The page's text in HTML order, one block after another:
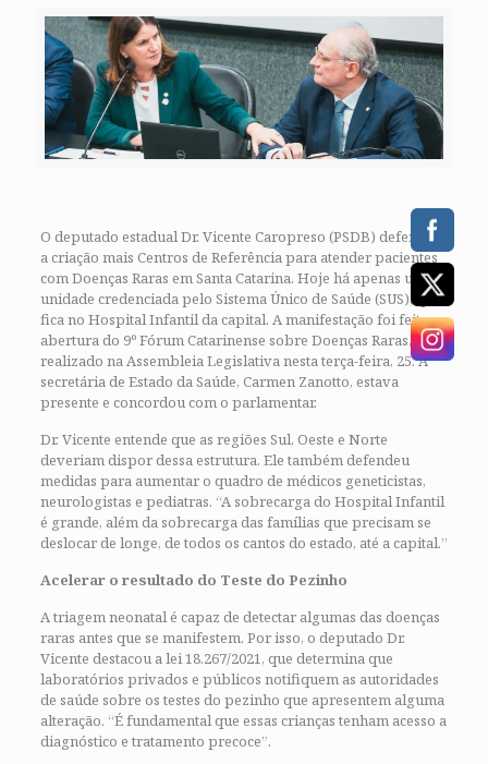
O deputado estadual Dr. Vicente Caropreso (PSDB) defendeu
a criação mais Centros de Referência para atender pacientes
com Doenças Raras em Santa Catarina. Hoje há apenas uma
unidade credenciada pelo Sistema Único de Saúde (SUS), que
fica no Hospital Infantil da capital. A manifestação foi feita na
abertura do 9º Fórum Catarinense sobre Doenças Raras,
realizado na Assembleia Legislativa nesta terça-feira, 25. A
secretária de Estado da Saúde, Carmen Zanotto, estava
presente e concordou com o parlamentar.
Dr. Vicente entende que as regiões Sul, Oeste e Norte
deveriam dispor dessa estrutura. Ele também defendeu
medidas para aumentar o quadro de médicos geneticistas,
neurologistas e pediatras. “A sobrecarga do Hospital Infantil
é grande, além da sobrecarga das famílias que precisam se
deslocar de longe, de todos os cantos do estado, até a capital.”
Acelerar o resultado do Teste do Pezinho
A triagem neonatal é capaz de detectar algumas das doenças
raras antes que se manifestem. Por isso, o deputado Dr.
Vicente destacou a lei 18.267/2021, que determina que
laboratórios privados e públicos notifiquem as autoridades
de saúde sobre os testes do pezinho que apresentem alguma
alteração. “É fundamental que essas crianças tenham acesso a
diagnóstico e tratamento precoce”.